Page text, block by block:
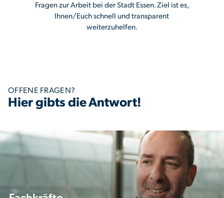
Fragen zur Arbeit bei der Stadt Essen. Ziel ist es,
Ihnen/Euch schnell und transparent
weiterzuhelfen.
OFFENE FRAGEN?
Hier gibts die Antwort!